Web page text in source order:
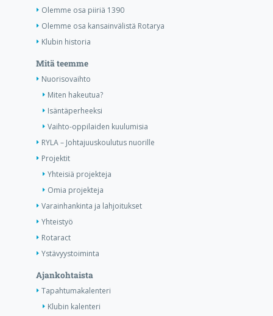
Olemme osa piiriä 1390
Olemme osa kansainvälistä Rotarya
Klubin historia
Mitä teemme
Nuorisovaihto
Miten hakeutua?
Isäntäperheeksi
Vaihto-oppilaiden kuulumisia
RYLA – Johtajuuskoulutus nuorille
Projektit
Yhteisiä projekteja
Omia projekteja
Varainhankinta ja lahjoitukset
Yhteistyö
Rotaract
Ystävyystoiminta
Ajankohtaista
Tapahtumakalenteri
Klubin kalenteri